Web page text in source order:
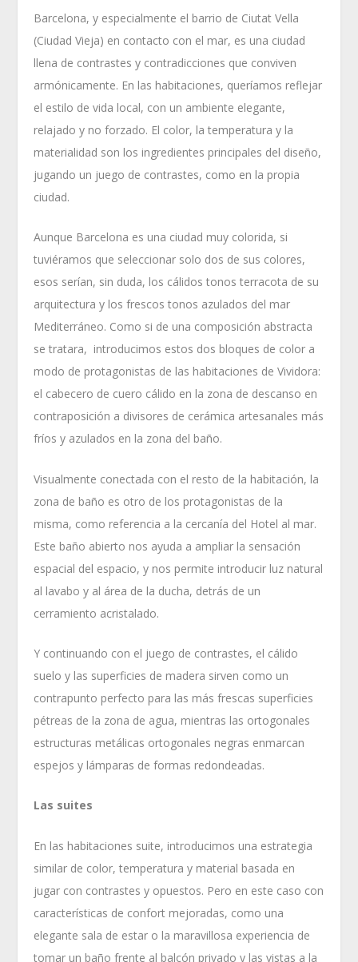
Barcelona, y especialmente el barrio de Ciutat Vella
(Ciudad Vieja) en contacto con el mar, es una ciudad
llena de contrastes y contradicciones que conviven
armónicamente. En las habitaciones, queríamos reflejar
el estilo de vida local, con un ambiente elegante,
relajado y no forzado. El color, la temperatura y la
materialidad son los ingredientes principales del diseño,
jugando un juego de contrastes, como en la propia
ciudad.
Aunque Barcelona es una ciudad muy colorida, si
tuviéramos que seleccionar solo dos de sus colores,
esos serían, sin duda, los cálidos tonos terracota de su
arquitectura y los frescos tonos azulados del mar
Mediterráneo. Como si de una composición abstracta
se tratara, introducimos estos dos bloques de color a
modo de protagonistas de las habitaciones de Vividora:
el cabecero de cuero cálido en la zona de descanso en
contraposición a divisores de cerámica artesanales más
fríos y azulados en la zona del baño.
Visualmente conectada con el resto de la habitación, la
zona de baño es otro de los protagonistas de la
misma, como referencia a la cercanía del Hotel al mar.
Este baño abierto nos ayuda a ampliar la sensación
espacial del espacio, y nos permite introducir luz natural
al lavabo y al área de la ducha, detrás de un
cerramiento acristalado.
Y continuando con el juego de contrastes, el cálido
suelo y las superficies de madera sirven como un
contrapunto perfecto para las más frescas superficies
pétreas de la zona de agua, mientras las ortogonales
estructuras metálicas ortogonales negras enmarcan
espejos y lámparas de formas redondeadas.
Las suites
En las habitaciones suite, introducimos una estrategia
similar de color, temperatura y material basada en
jugar con contrastes y opuestos. Pero en este caso con
características de confort mejoradas, como una
elegante sala de estar o la maravillosa experiencia de
tomar un baño frente al balcón privado y las vistas a la